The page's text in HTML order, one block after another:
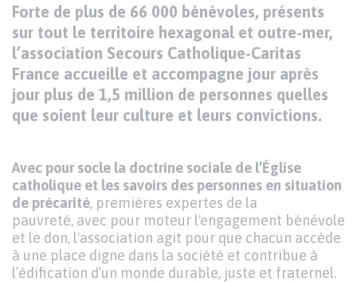
Paragraphes
de
contenu
Texte
Forte de plus de 66 000 bénévoles, présents
sur tout le territoire hexagonal et outre-mer,
l’association Secours Catholique-Caritas
France accueille et accompagne jour après
jour plus de 1,5 million de personnes quelles
que soient leur culture et leurs convictions.
Avec pour socle la doctrine sociale de l’Église
catholique et les savoirs des personnes en situation
de précarité, premières expertes de la
pauvreté, avec pour moteur l'engagement bénévole
et le don, l'association agit pour que chacun accède
à une place digne dans la société et contribue à
l’édification d’un monde durable, juste et fraternel.